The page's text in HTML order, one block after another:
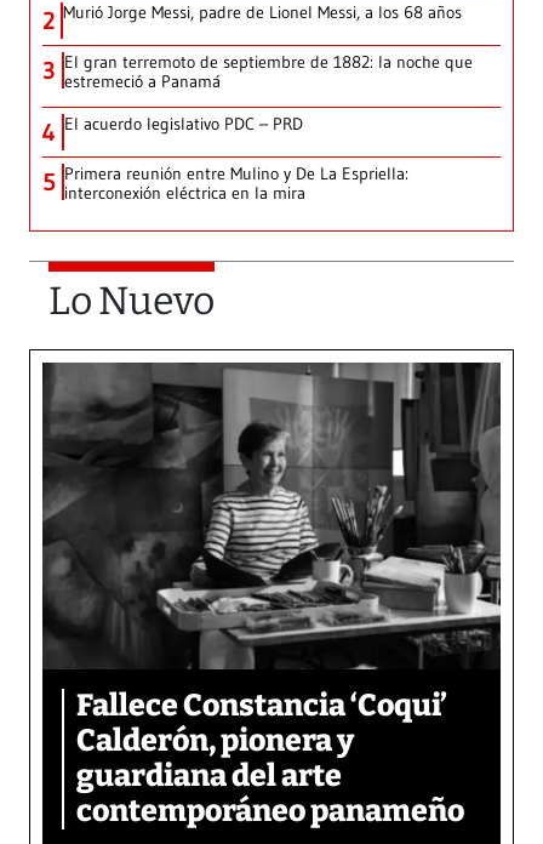
2 Murió Jorge Messi, padre de Lionel Messi, a los 68 años
3 El gran terremoto de septiembre de 1882: la noche que
estremeció a Panamá
4 El acuerdo legislativo PDC – PRD
5 Primera reunión entre Mulino y De La Espriella:
interconexión eléctrica en la mira
Lo Nuevo
Fallece Constancia ‘Coqui’
Calderón, pionera y
guardiana del arte
contemporáneo panameño